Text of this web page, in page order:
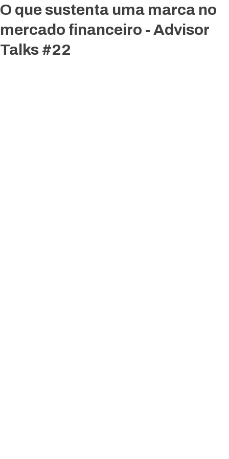
O que sustenta uma marca no
mercado financeiro - Advisor
Talks #22